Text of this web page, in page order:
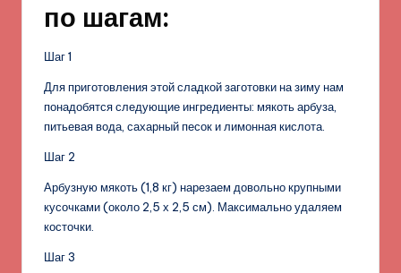
по шагам:
Шаг 1
Для приготовления этой сладкой заготовки на зиму нам
понадобятся следующие ингредиенты: мякоть арбуза,
питьевая вода, сахарный песок и лимонная кислота.
Шаг 2
Арбузную мякоть (1,8 кг) нарезаем довольно крупными
кусочками (около 2,5 х 2,5 см). Максимально удаляем
косточки.
Шаг 3